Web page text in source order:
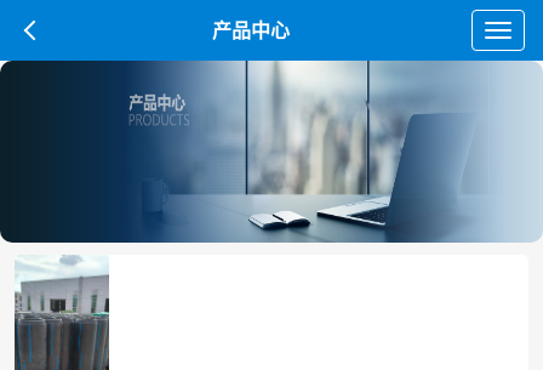
产品中心